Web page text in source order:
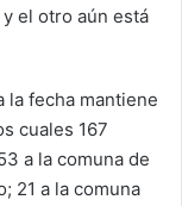
el otro aún está
la fecha mantiene
cuales 167
a la comuna de
21 a la comuna